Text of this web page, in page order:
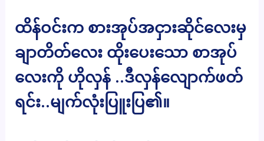
ထိန်ဝင်းက စားအုပ်အငှားဆိုင်လေးမှ
ချာတိတ်လေး ထိုးပေးသော စာအုပ်
လေးကို ဟိုလှန် ..ဒီလှန်လျောက်ဖတ်
ရင်း..မျက်လုံးပြူးပြ၏။